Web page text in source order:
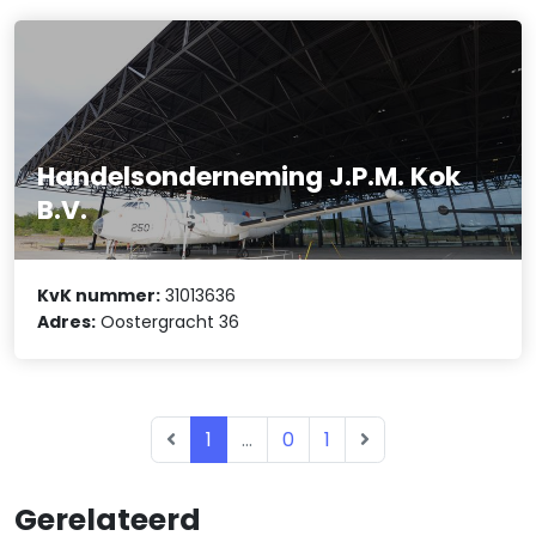
Gerelateerd
Handelsonderneming J.P.M. Kok
B.V.
KvK nummer: 31013636
Adres: Oostergracht 36
1 ... 0 1